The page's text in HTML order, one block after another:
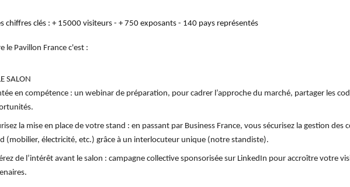
chiffres clés : + 15000 visiteurs - + 750 exposants - 140 pays représentés
le Pavillon France c'est :
SALON
en compétence : un webinar de préparation, pour cadrer l’approche du marché, partager les
la mise en place de votre stand : en passant par Business France, vous sécurisez la gestion des
(mobilier, électricité, etc.) grâce à un interlocuteur unique (notre standiste).
de l’intérêt avant le salon : campagne collective sponsorisée sur LinkedIn pour accroître votre